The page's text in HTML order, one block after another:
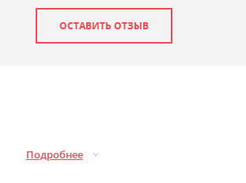
ОСТАВИТЬ ОТЗЫВ
Подробнее